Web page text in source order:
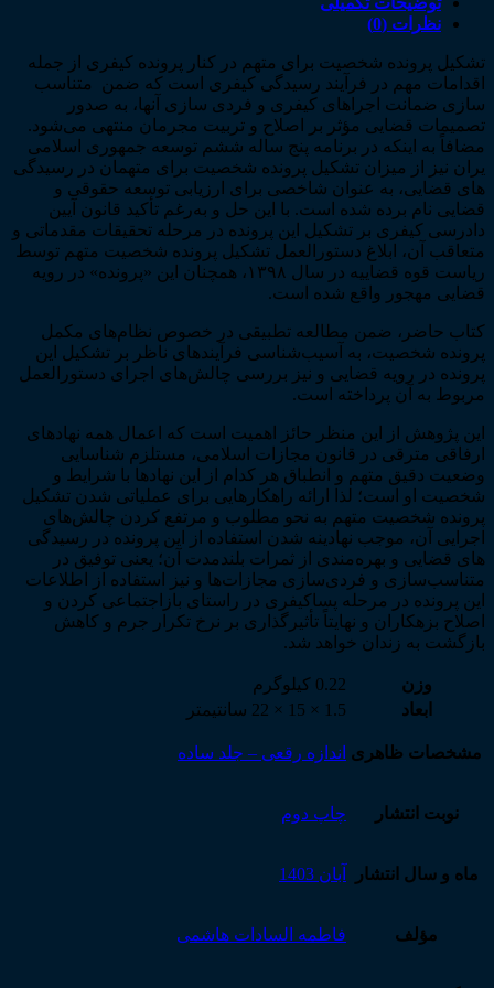
(به
دستورالعمل
تشکیل
پرونده
شخصیت
متهم)
عدد
نظرات (0)
تشکیل پرونده شخصیت برای متهم در کنار پرونده کیفری از جمله
اقدامات مهم در فرآیند رسیدگی کیفری است که ضمن متناسب­‌
سازی ضمانت اجراهای کیفری و فردی سازی آن­ها، به صدور
تصمیمات قضایی مؤثر بر اصلاح و تربیت مجرمان منتهی می‌شود.
مضافاً به این­که در برنامه پنج ساله ششم توسعه جمهوری اسلامی
یران نیز از میزان تشکیل پرونده شخصیت برای متهمان در رسیدگی­‌
های قضایی، به عنوان شاخصی برای ارزیابی توسعه حقوقی و
قضایی نام برده شده است. با این حل و به‌رغم تأکید قانون آیین
دادرسی کیفری بر تشکیل این پرونده در مرحله تحقیقات مقدماتی و
متعاقب آن، ابلاغ دستورالعمل تشکیل پرونده شخصیت متهم توسط
ریاست قوه قضاییه در سال ۱۳۹۸، همچنان این «پرونده» در رویه
قضایی مهجور واقع شده است.
کتاب حاضر، ضمن مطالعه تطبیقی در خصوص نظام‌­های مکمل
پرونده شخصیت، به آسیب‌­شناسی فرآیندهای ناظر بر تشکیل این
پرونده در رویه قضایی و نیز بررسی چالش‌­های اجرای دستورالعمل
مربوط به آن پرداخته است.
این پژوهش از این منظر حائز اهمیت است که اعمال همه نهادهای
ارفاقی مترقی در قانون مجازات اسلامی، مستلزم شناسایی
وضعیت دقیق متهم و انطباق هر کدام از این نهادها با شرایط و
شخصیت او است؛ لذا ارائه راهکارهایی برای عملیاتی شدن تشکیل
پرونده شخصیت متهم به نحو مطلوب و مرتفع کردن چالش‌­های
اجرایی آن، موجب نهادینه شدن استفاده از این پرونده در رسیدگی­‌
های قضایی و بهره­‌مندی از ثمرات بلندمدت آن؛ یعنی توفیق در
متناسب­‌سازی و فردی­‌سازی مجازات­‌ها و نیز استفاده از اطلاعات
این پرونده در مرحله پساکیفری در راستای بازاجتماعی کردن و
اصلاح بزهکاران و نهایتاً تأثیرگذاری بر نرخ تکرار جرم و کاهش
بازگشت به زندان خواهد شد.
وزن
0.22 کیلوگرم
ابعاد
1.5 × 15 × 22 سانتیمتر
مشخصات ظاهری اندازه رقعی – جلد ساده
نوبت انتشار چاپ دوم
ماه و سال انتشار آبان 1403
مؤلف فاطمه السادات هاشمی